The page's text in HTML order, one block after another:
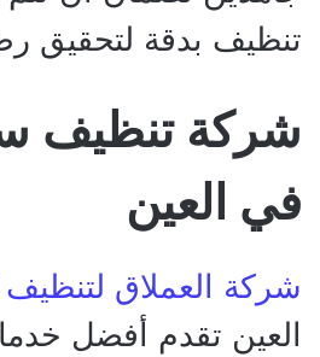
تنظيف بدقة لتحقيق
شركة تنظيف
في العين
شركة العملاق
العين تقدم أفضل